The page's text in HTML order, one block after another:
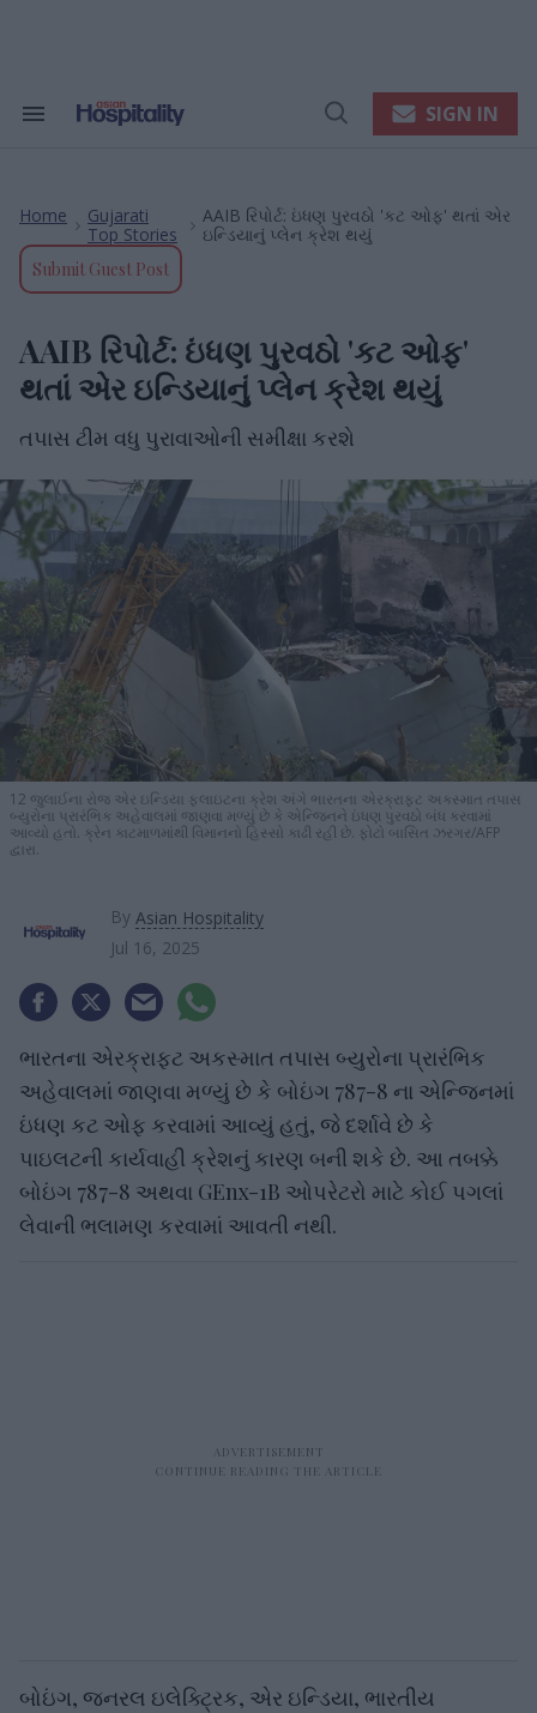
Search
Open
SIGN IN
Home
Gujarati
Top Stories
AAIB રિપોર્ટ: ઇંધણ પુરવઠો 'કટ ઓફ' થતાં એર
ઇન્ડિયાનું પ્લેન ક્રેશ થયું
Submit Guest Post
AAIB રિપોર્ટ: ઇંધણ પુરવઠો 'કટ ઓફ'
થતાં એર ઇન્ડિયાનું પ્લેન ક્રેશ થયું
તપાસ ટીમ વધુ પુરાવાઓની સમીક્ષા કરશે
12 જુલાઈના રોજ એર ઇન્ડિયા ફ્લાઇટના ક્રેશ અંગે ભારતના એરક્રાફ્ટ અકસ્માત તપાસ
બ્યુરોના પ્રારંભિક અહેવાલમાં જાણવા મળ્યું છે કે એન્જિનને ઇંધણ પુરવઠો બંધ કરવામાં
આવ્યો હતો. ક્રેન કાટમાળમાંથી વિમાનનો હિસ્સો કાઢી રહી છે. ફોટો બાસિત ઝરગર/AFP
દ્વારા.
By Asian Hospitality
Jul 16, 2025
ભારતના એરક્રાફ્ટ અકસ્માત તપાસ બ્યુરોના પ્રારંભિક
અહેવાલમાં જાણવા મળ્યું છે કે બોઇંગ 787-8 ના એન્જિનમાં
ઇંધણ કટ ઓફ કરવામાં આવ્યું હતું, જે દર્શાવે છે કે
પાઇલટની કાર્યવાહી ક્રેશનું કારણ બની શકે છે. આ તબક્કે
બોઇંગ 787-8 અથવા GEnx-1B ઓપરેટરો માટે કોઈ પગલાં
લેવાની ભલામણ કરવામાં આવતી નથી.
બોઇંગ, જનરલ ઇલેક્ટ્રિક, એર ઇન્ડિયા, ભારતીય